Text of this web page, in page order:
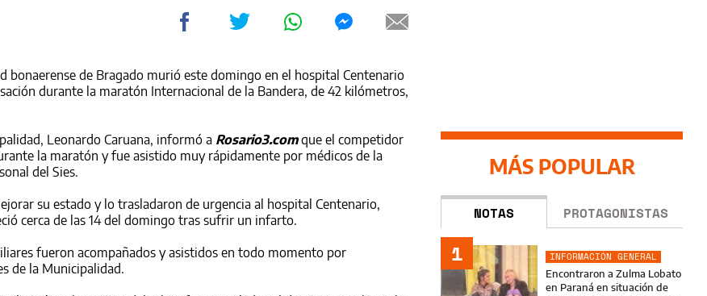
bonaerense de Bragado murió este domingo en el hospital Centenario
durante la maratón Internacional de la Bandera, de 42 kilómetros,
Leonardo Caruana, informó a Rosario3.comque el competidor
la maratón y fue asistido muy rápidamente por médicos de la
del Sies.
su estado y lo trasladaron de urgencia al hospital Centenario,
cerca de las 14 del domingo tras sufrir un infarto.
fueron acompañados y asistidos en todo momento por
de la Municipalidad.
MÁS POPULAR
NOTAS PROTAGONISTAS
1
INFORMACIÓN GENERAL
Encontraron a Zulma Lobato
en Paraná en situación de